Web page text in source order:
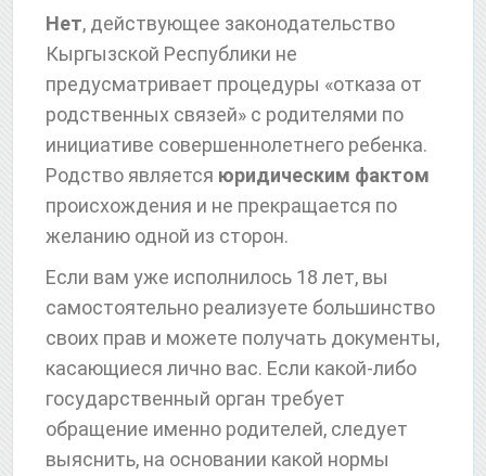
Нет, действующее законодательство
Кыргызской Республики не
предусматривает процедуры «отказа от
родственных связей» с родителями по
инициативе совершеннолетнего ребенка.
Родство является юридическим фактом
происхождения и не прекращается по
желанию одной из сторон.
Если вам уже исполнилось 18 лет, вы
самостоятельно реализуете большинство
своих прав и можете получать документы,
касающиеся лично вас. Если какой-либо
государственный орган требует
обращение именно родителей, следует
выяснить, на основании какой нормы